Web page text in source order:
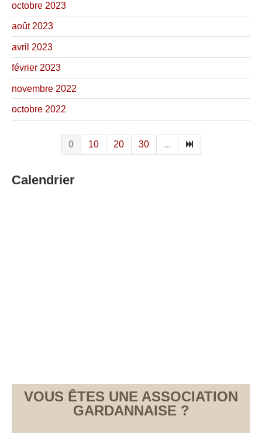
octobre 2023
août 2023
avril 2023
février 2023
novembre 2022
octobre 2022
0 10 20 30 ...
Calendrier
VOUS ÊTES UNE ASSOCIATION
GARDANNAISE ?